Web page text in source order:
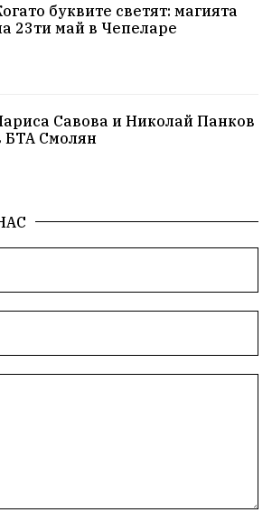
буквите светят: магията
23ти май в Чепеларе
Савова и Николай Панков
БТА Смолян